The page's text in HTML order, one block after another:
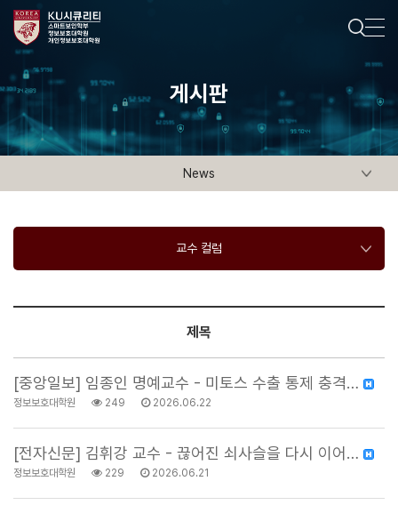
게시판
News
교수 컬럼
제목
[중앙일보] 임종인 명예교수 - 미토스 수출 통제 충격…
정보보호대학원 249 2026.06.22
[전자신문] 김휘강 교수 - 끊어진 쇠사슬을 다시 이어…
정보보호대학원 229 2026.06.21